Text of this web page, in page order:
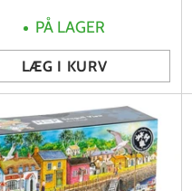
PÅ LAGER
LÆG I KURV